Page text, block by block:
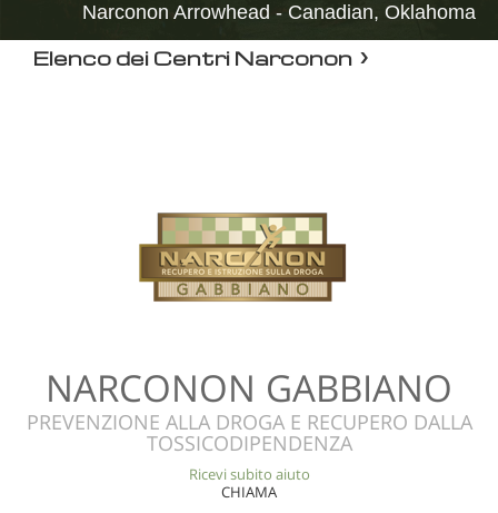
Narconon Arrowhead - Canadian, Oklahoma
Elenco dei Centri Narconon
NARCONON GABBIANO
PREVENZIONE ALLA DROGA E RECUPERO DALLA
TOSSICODIPENDENZA
Ricevi subito aiuto
CHIAMA